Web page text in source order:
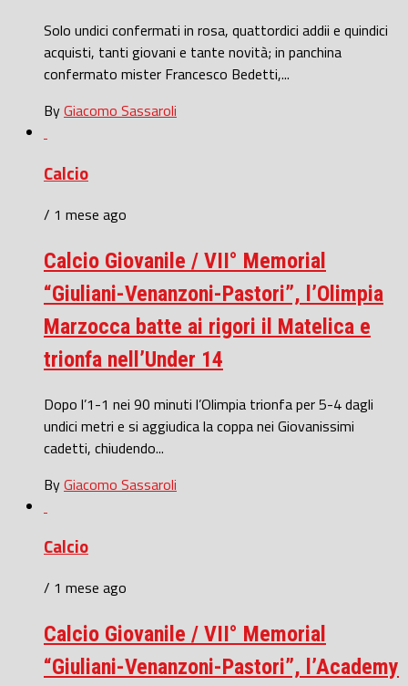
Solo undici confermati in rosa, quattordici addii e quindici
acquisti, tanti giovani e tante novità; in panchina
confermato mister Francesco Bedetti,...
ByGiacomo Sassaroli
Calcio
/ 1 mese ago
Calcio Giovanile / VII° Memorial
“Giuliani-Venanzoni-Pastori”, l’Olimpia
Marzocca batte ai rigori il Matelica e
trionfa nell’Under 14
Dopo l’1-1 nei 90 minuti l’Olimpia trionfa per 5-4 dagli
undici metri e si aggiudica la coppa nei Giovanissimi
cadetti, chiudendo...
ByGiacomo Sassaroli
Calcio
/ 1 mese ago
Calcio Giovanile / VII° Memorial
“Giuliani-Venanzoni-Pastori”, l’Academy